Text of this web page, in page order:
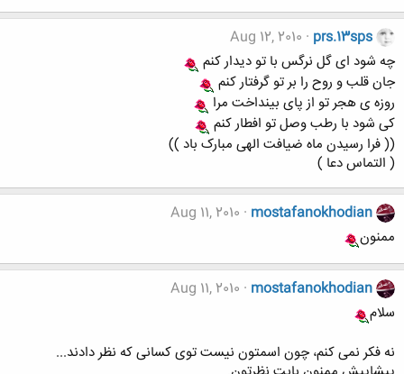
prs.13sps
Aug 12, 2010
چه شود ای گل نرگس با تو دیدار کنم
جان قلب و روح را بر تو گرفتار کنم
روزه ی هجر تو از پای بینداخت مرا
کی شود با رطب وصل تو افطار کنم
(( فرا رسیدن ماه ضیافت الهی مبارک باد ))
( التماس دعا )
mostafanokhodian
Aug 11, 2010
ممنون
mostafanokhodian
Aug 11, 2010
سلام
نه فکر نمی کنم، چون اسمتون نیست توی کسانی که نظر دادند...